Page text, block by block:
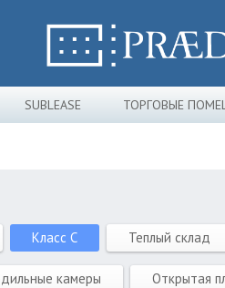
SUBLEASE ТОРГОВЫЕ
Класс C Теплый склад
камеры Открытая